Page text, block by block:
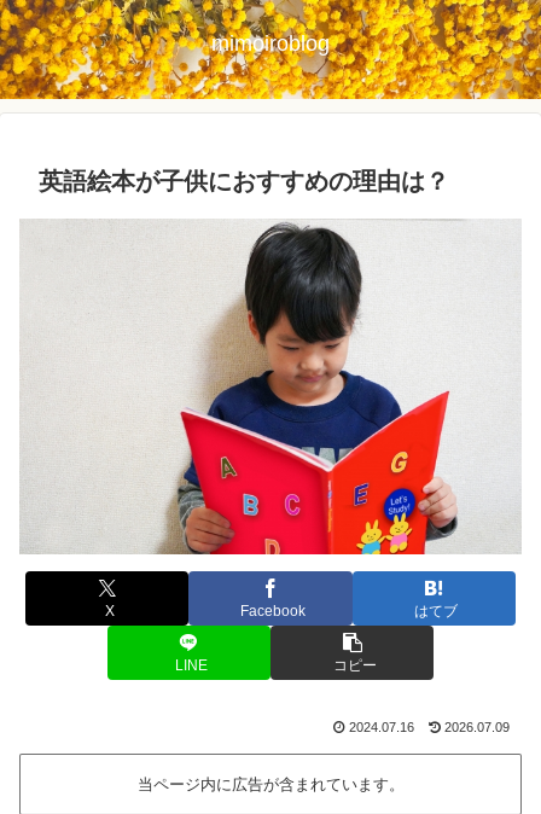
mimoiroblog
英語絵本が子供におすすめの理由は？
X Facebook はてブ
LINE コピー
2024.07.16 2026.07.09
当ページ内に広告が含まれています。